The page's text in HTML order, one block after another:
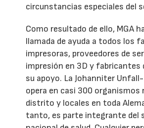
circunstancias especiales del
Como resultado de ello, MGA
llamada de ayuda a todos los
impresoras, proveedores de
impresión en 3D y fabricantes
su apoyo. La Johanniter
opera en casi 300 organismos
distrito y locales en toda
tanto, es parte integrante del